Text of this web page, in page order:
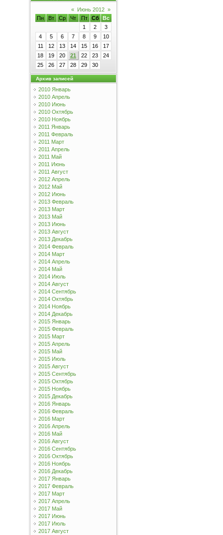
« Июнь 2012 »
Пн
Вт Ср Чт Пт Сб
Вс
1
2
3
4
5 6 7 8 9
10
11
12 13 14 15 16
17
18
19 20 21 22 23
24
25
26 27 28 29 30
Архив записей
2010 Январь
2010 Апрель
2010 Июнь
2010 Октябрь
2010 Ноябрь
2011 Январь
2011 Февраль
2011 Март
2011 Апрель
2011 Май
2011 Июнь
2011 Август
2012 Апрель
2012 Май
2012 Июнь
2013 Февраль
2013 Март
2013 Май
2013 Июнь
2013 Август
2013 Декабрь
2014 Февраль
2014 Март
2014 Апрель
2014 Май
2014 Июль
2014 Август
2014 Сентябрь
2014 Октябрь
2014 Ноябрь
2014 Декабрь
2015 Январь
2015 Февраль
2015 Март
2015 Апрель
2015 Май
2015 Июль
2015 Август
2015 Сентябрь
2015 Октябрь
2015 Ноябрь
2015 Декабрь
2016 Январь
2016 Февраль
2016 Март
2016 Апрель
2016 Май
2016 Август
2016 Сентябрь
2016 Октябрь
2016 Ноябрь
2016 Декабрь
2017 Январь
2017 Февраль
2017 Март
2017 Апрель
2017 Май
2017 Июнь
2017 Июль
2017 Август